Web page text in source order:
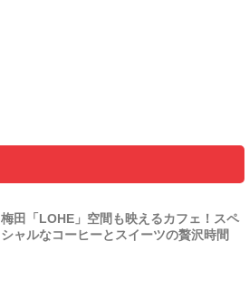
梅田「LOHE」空間も映えるカフェ！スペ
シャルなコーヒーとスイーツの贅沢時間